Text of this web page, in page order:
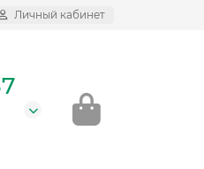
Личный кабинет